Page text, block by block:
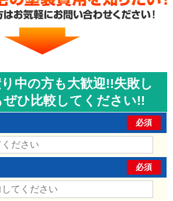
中の方も大歓迎!!失敗し
ひ比較してください!!
必須
必須